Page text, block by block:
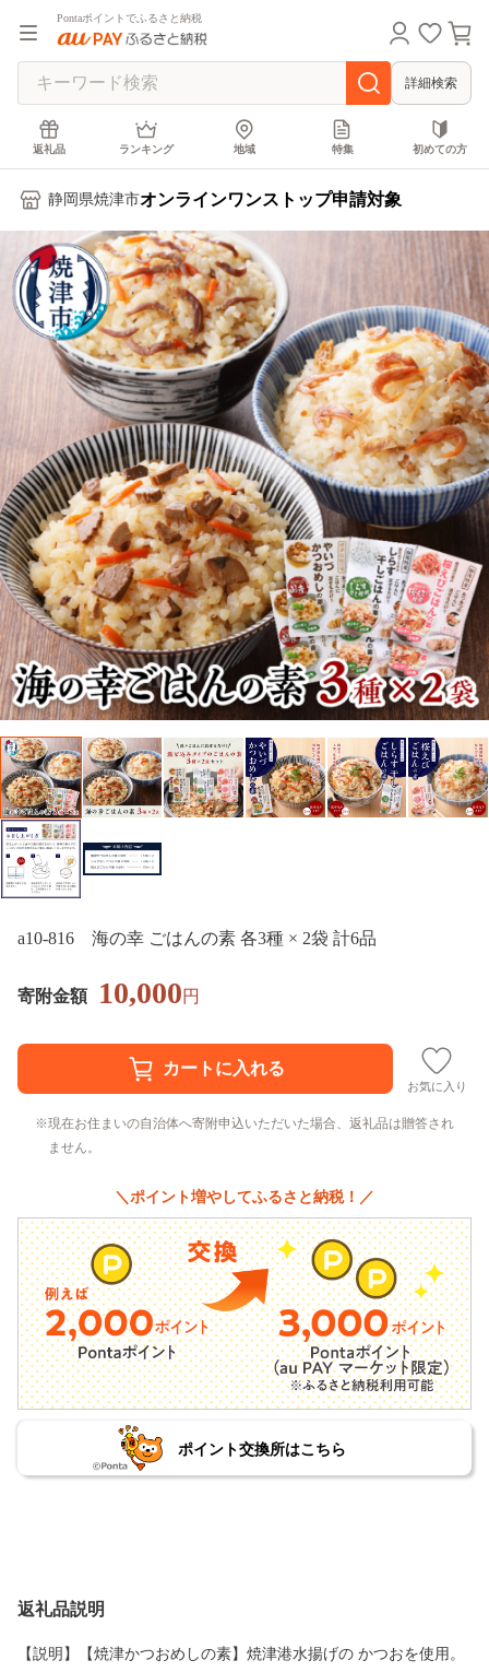
Pontaポイントでふるさと納税
詳細検索
返礼品 ランキング 地域 特集 初めての方
静岡県焼津市オンラインワンストップ申請対象
a10-816 海の幸 ごはんの素 各3種 × 2袋 計6品
寄附金額 10,000円
お気に入り
現在お住まいの自治体へ寄附申込いただいた場合、返礼品は贈答され
ません。
＼ポイント増やしてふるさと納税！／
ポイント交換所はこちら
返礼品説明
【説明】【焼津かつおめしの素】焼津港水揚げの かつおを使用。